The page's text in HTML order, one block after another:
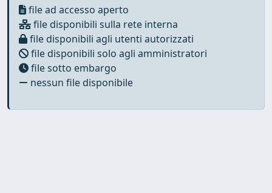
file ad accesso aperto
file disponibili sulla rete interna
file disponibili agli utenti autorizzati
file disponibili solo agli amministratori
file sotto embargo
nessun file disponibile